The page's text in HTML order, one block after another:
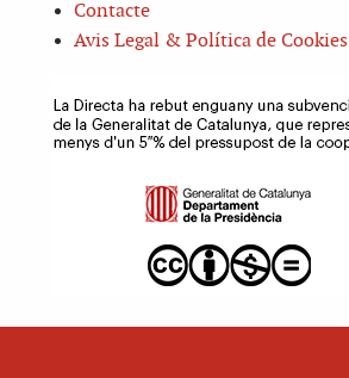
Contacte
Avis Legal & Política de Cookies